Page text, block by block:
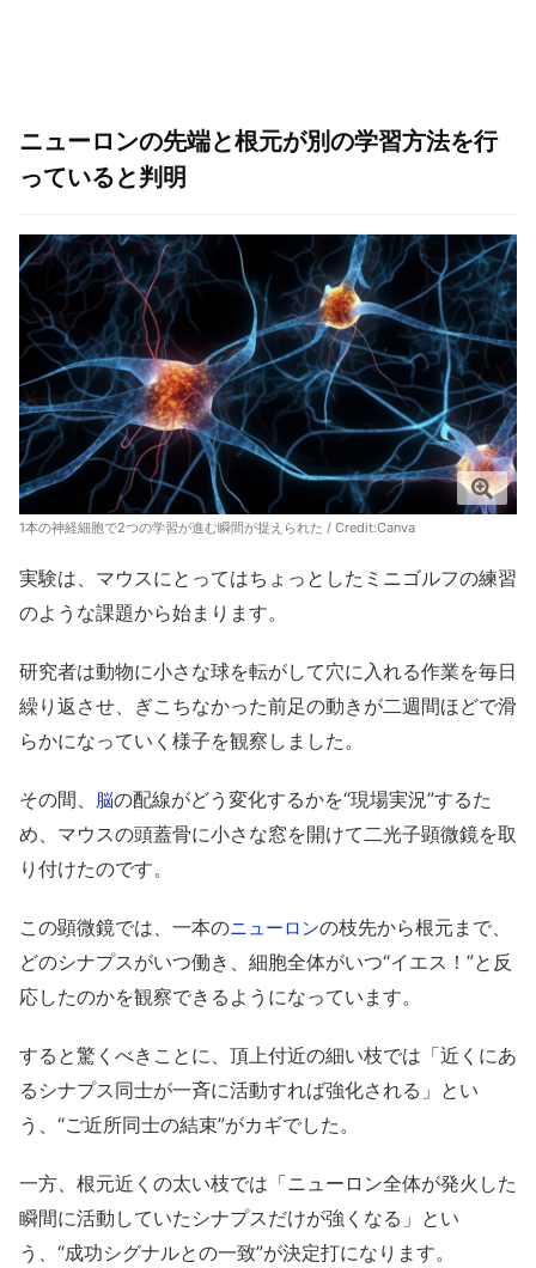
ニューロンの先端と根元が別の学習方法を行
っていると判明
1本の神経細胞で2つの学習が進む瞬間が捉えられた / Credit:Canva
実験は、マウスにとってはちょっとしたミニゴルフの練習
のような課題から始まります。
研究者は動物に小さな球を転がして穴に入れる作業を毎日
繰り返させ、ぎこちなかった前足の動きが二週間ほどで滑
らかになっていく様子を観察しました。
その間、 脳の配線がどう変化するかを“現場実況”するた
め、マウスの頭蓋骨に小さな窓を開けて二光子顕微鏡を取
り付けたのです。
この顕微鏡では、一本のニューロンの枝先から根元まで、
どのシナプスがいつ働き、細胞全体がいつ“イエス！”と反
応したのかを観察できるようになっています。
すると驚くべきことに、頂上付近の細い枝では「近くにあ
るシナプス同士が一斉に活動すれば強化される」とい
う、“ご近所同士の結束”がカギでした。
一方、根元近くの太い枝では「ニューロン全体が発火した
瞬間に活動していたシナプスだけが強くなる」とい
う、“成功シグナルとの一致”が決定打になります。